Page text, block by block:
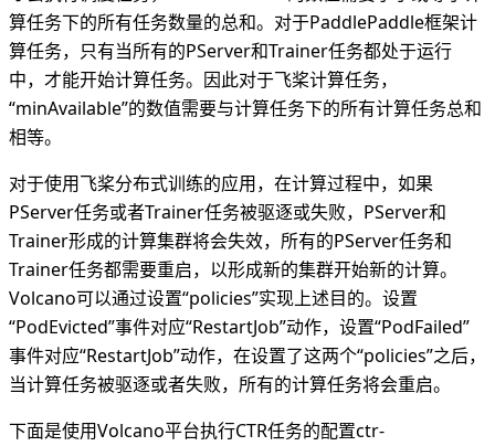
算任务下的所有任务数量的总和。对于PaddlePaddle框架计
算任务，只有当所有的PServer和Trainer任务都处于运行
中，才能开始计算任务。因此对于飞桨计算任务，
“minAvailable”的数值需要与计算任务下的所有计算任务总和
相等。
对于使用飞桨分布式训练的应用，在计算过程中，如果
PServer任务或者Trainer任务被驱逐或失败，PServer和
Trainer形成的计算集群将会失效，所有的PServer任务和
Trainer任务都需要重启，以形成新的集群开始新的计算。
Volcano可以通过设置“policies”实现上述目的。设置
“PodEvicted”事件对应“RestartJob”动作，设置“PodFailed”
事件对应“RestartJob”动作，在设置了这两个“policies”之后，
当计算任务被驱逐或者失败，所有的计算任务将会重启。
下面是使用Volcano平台执行CTR任务的配置ctr-